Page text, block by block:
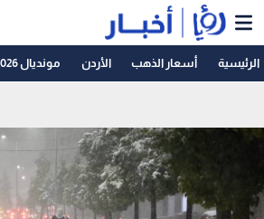
الرئيسية أسعار الذهب الأردن مونديال 2026